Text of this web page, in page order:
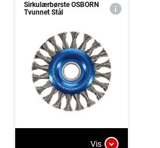
Sirkulærbørste OSBORN
Tvunnet Stål
Vis